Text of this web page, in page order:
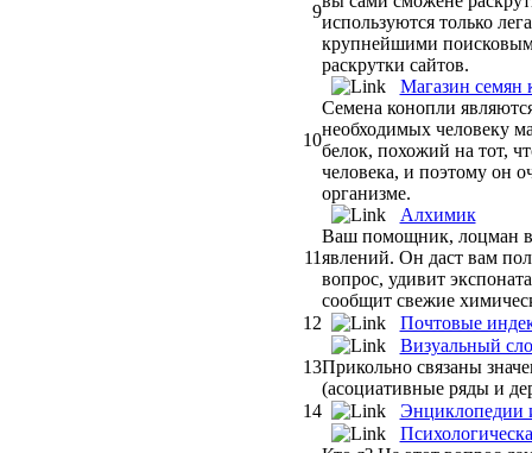
9
используются только
крупнейшими
раскрутки сайтов.
10
Магазин семян
Семена конопли
необходимых человеку
белок, похожий на тот,
человека, и поэтому он
организме.
11
Алхимик
Ваш помощник, лоцман в
явлений. Он даст вам
вопрос, удивит
сообщит свежие
12
Почтовые
13
Визуальный
Прикольно связаны
(асоциативные ряды и
14
Энциклопедии